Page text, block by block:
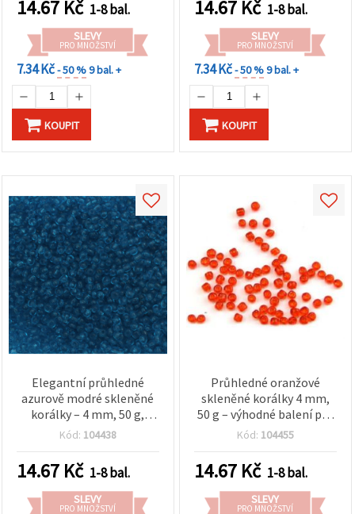
14.67 Kč 1-8 bal.
SLEVY
PRO MNOŽSTVÍ
7.34 Kč- 50 %9 bal. +
KOUPIT
14.67 Kč 1-8 bal.
SLEVY
PRO MNOŽSTVÍ
7.34 Kč- 50 %9 bal. +
KOUPIT
Elegantní průhledné
azurově modré skleněné
korálky – 4 mm, 50 g,
ideální na zdobení šperků,
Kód: 104438
14.67 Kč 1-8 bal.
SLEVY
PRO MNOŽSTVÍ
Průhledné oranžové
skleněné korálky 4 mm,
50 g – výhodné balení pro
výrobu šperků,
Kód: 104455
14.67 Kč 1-8 bal.
SLEVY
PRO MNOŽSTVÍ